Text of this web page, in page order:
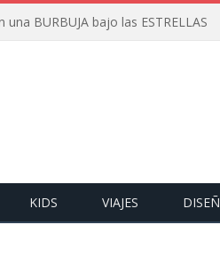
BURBUJA bajo las ESTRELLAS
KIDS VIAJES